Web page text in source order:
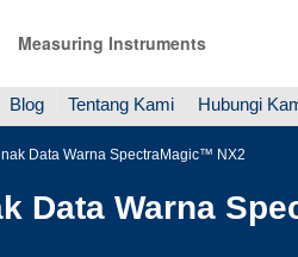
Measuring Instruments
Blog Tentang Kami Hubungi
Data Warna SpectraMagic™ NX2
Data Warna